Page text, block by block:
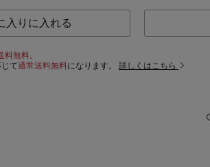
入りに入れる
料無料。
て通常送料無料になります。詳しくはこちら